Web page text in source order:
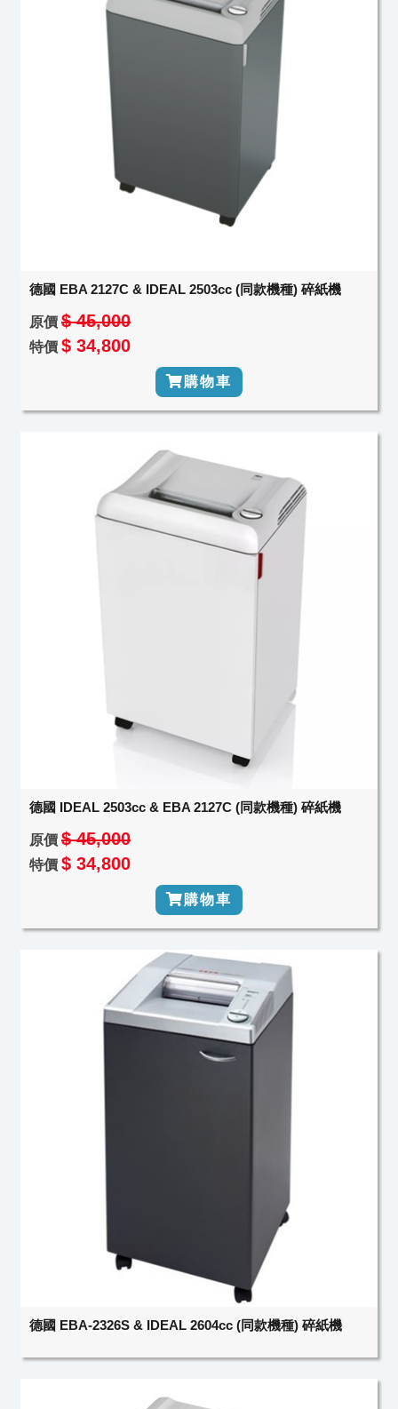
德國 EBA 2127C & IDEAL 2503cc (同款機種) 碎紙機
原價 $ 45,000
特價 $ 34,800
購物車
德國 IDEAL 2503cc & EBA 2127C (同款機種) 碎紙機
原價 $ 45,000
特價 $ 34,800
購物車
德國 EBA-2326S & IDEAL 2604cc (同款機種) 碎紙機